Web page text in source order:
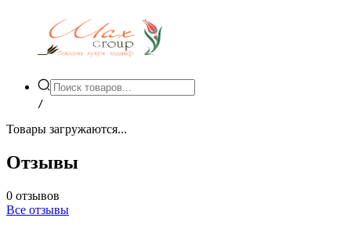
/
Товары загружаются...
Отзывы
0 отзывов
Все отзывы